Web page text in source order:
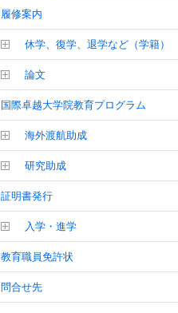
履修案内
休学、復学、退学など（学籍）
論文
国際卓越大学院教育プログラム
海外渡航助成
研究助成
証明書発行
入学・進学
教育職員免許状
問合せ先